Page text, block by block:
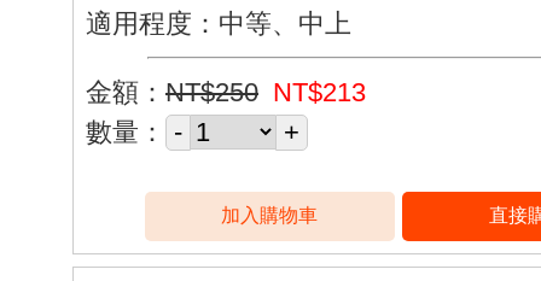
適用程度：中等、中上
金額： NT$250 NT$213
數量：